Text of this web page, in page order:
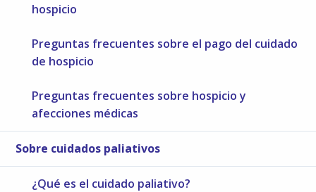
hospicio
Preguntas frecuentes sobre el pago del cuidado
de hospicio
Preguntas frecuentes sobre hospicio y
afecciones médicas
Sobre cuidados paliativos
¿Qué es el cuidado paliativo?